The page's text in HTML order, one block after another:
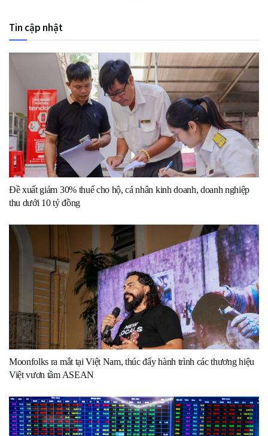
Tin cập nhật
Đề xuất giảm 30% thuế cho hộ, cá nhân kinh doanh, doanh nghiệp
thu dưới 10 tỷ đồng
Moonfolks ra mắt tại Việt Nam, thúc đẩy hành trình các thương hiệu
Việt vươn tầm ASEAN